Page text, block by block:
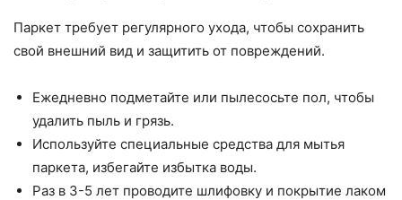
Паркет требует регулярного ухода, чтобы сохранить
свой внешний вид и защитить от повреждений.
Ежедневно подметайте или пылесосьте пол, чтобы
удалить пыль и грязь.
Используйте специальные средства для мытья
паркета, избегайте избытка воды.
Раз в 3-5 лет проводите шлифовку и покрытие лаком